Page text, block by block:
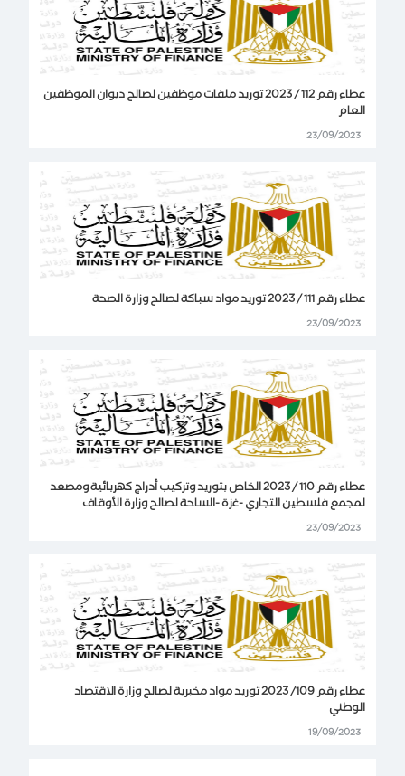
عطاء رقم 112 / 2023 توريد ملفات موظفين لصالح ديوان الموظفين
العام
23/09/2023
عطاء رقم 111 / 2023 توريد مواد سباكة لصالح وزارة الصحة
23/09/2023
عطاء رقم 110 / 2023 الخاص بتوريد وتركيب أدراج كهربائية ومصعد
لمجمع فلسطين التجاري -غزة -الساحة لصالح وزارة الأوقاف
23/09/2023
عطاء رقم 109/ 2023 توريد مواد مخبرية لصالح وزارة الاقتصاد
الوطني
19/09/2023